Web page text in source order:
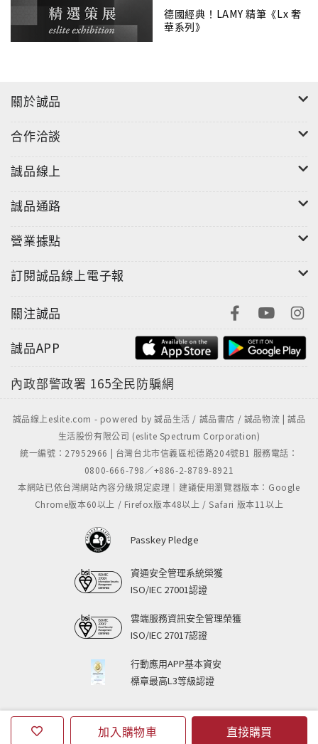
加入購物車 直接購買
LAMY Lx 奢華系列
以輕盈的鋁合金製成，並採用陽極氧化技術製成使
筆蓋頂端採用細緻的切割技術呈現寶石般的光澤，
雅的珍珠光、以及奢華的栗子棕，
大膽採用頂級筆款才施加的PVD真空電鍍技術，
耐刮堅韌的質地讓迷人的色彩永久留存，
搭配上獨特的黑色筆尖，展露大人的成熟魅力。
隨附極簡包浩斯風格的專屬高質感鋁金屬筆盒，
精緻的包裝筆盒設計呈現最理想的禮物典範。
德國經典！LAMY 精筆《Lx 奢
華系列》
關於誠品
合作洽談
誠品線上
誠品通路
營業據點
訂閱誠品線上電子報
關注誠品
誠品APP
內政部警政署 165全民防騙網
誠品線上eslite.com - powered by 誠品生活 / 誠品書店 / 誠品物流 | 誠品
生活股份有限公司 (eslite Spectrum Corporation)
統一編號：27952966 | 台灣台北市信義區松德路204號B1 服務電話：
0800-666-798／+886-2-8789-8921
本網站已依台灣網站內容分級規定處理｜建議使用瀏覽器版本：Google
Chrome版本60以上 / Firefox版本48以上 / Safari 版本11以上
Passkey Pledge
資通安全管理系統榮獲
ISO/IEC 27001認證
雲端服務資訊安全管理榮獲
ISO/IEC 27017認證
行動應用APP基本資安
標章最高L3等級認證